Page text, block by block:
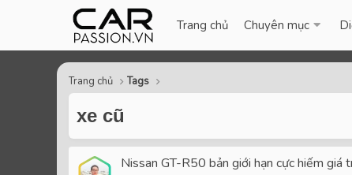
Trang chủ Chuyên mục
Trang chủ Tags
xe cũ
Nissan GT-R50 bản giới hạn cực hiếm giá